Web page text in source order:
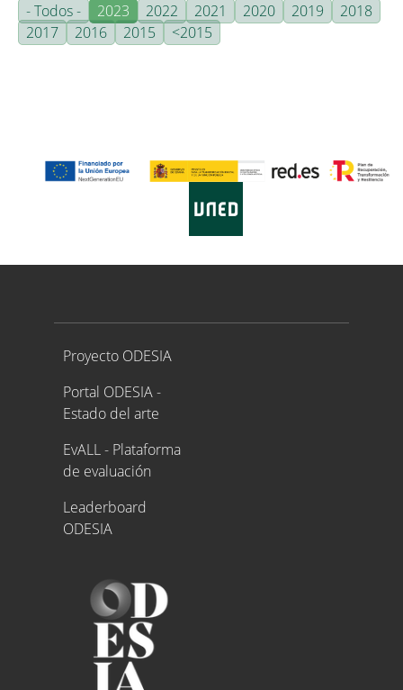
- Todos -
2023 2022 2021 2020 2019
2018
2017
2016 2015 <2015
Proyecto ODESIA
Proyecto ODESIA
Portal ODESIA -
Estado del arte
EvALL - Plataforma
de evaluación
Leaderboard
ODESIA